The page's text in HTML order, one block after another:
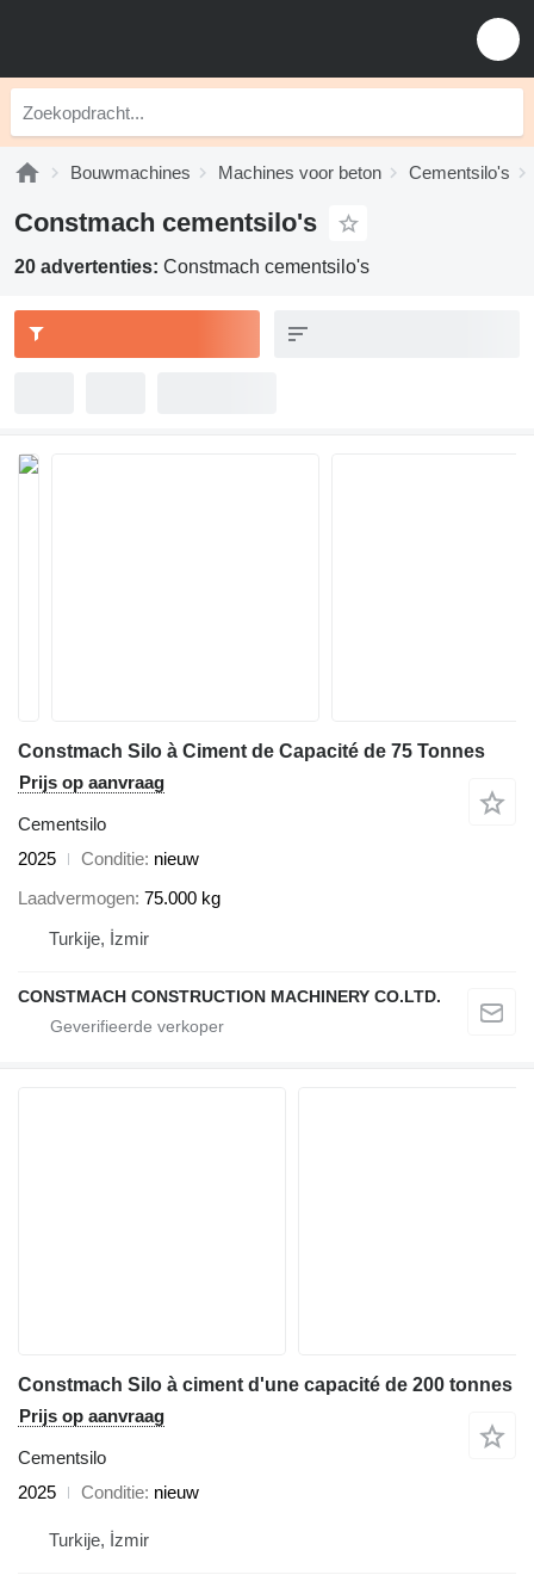
Bouwmachines Machines voor beton Cementsilo's
Constmach cementsilo's
20 advertenties: Constmach cementsilo's
Constmach Silo à Ciment de Capacité de 75 Tonnes
Prijs op aanvraag
Cementsilo
2025
Conditie nieuw
Laadvermogen 75.000 kg
Turkije, İzmir
CONSTMACH CONSTRUCTION MACHINERY CO.LTD.
Constmach Silo à ciment d'une capacité de 200 tonnes
Prijs op aanvraag
Cementsilo
2025
Conditie nieuw
Turkije, İzmir